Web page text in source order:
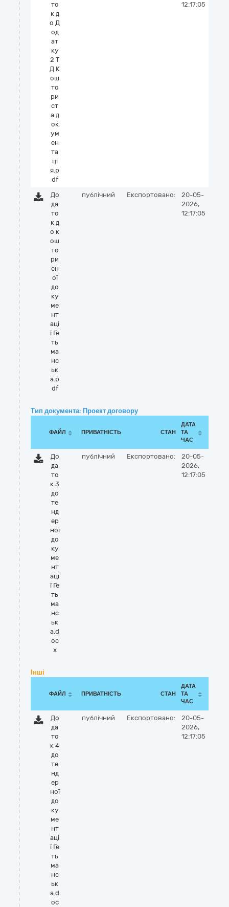
то
к д
о Д
од
ат
ку
2 Т
Д К
ош
то
ри
ст
а д
ок
ум
ен
та
ці
я.p
df
12:17:05
До
да
то
к д
о к
ош
то
ри
сн
ої
до
ку
ме
нт
аці
ї Ге
ть
ма
нс
ьк
а.p
df
публічний Експортовано:
20-05-
2026,
12:17:05
Тип документа: Проект договору
ФАЙЛ ПРИВАТНІСТЬ СТАН
ДАТА
ТА
ЧАС
До
да
то
к 3
до
те
нд
ер
ної
до
ку
ме
нт
аці
ї Ге
ть
ма
нс
ьк
а.d
oc
x
публічний Експортовано:
20-05-
2026,
12:17:05
Інші
ФАЙЛ ПРИВАТНІСТЬ СТАН
ДАТА
ТА
ЧАС
До
да
то
к 4
до
те
нд
ер
ної
до
ку
ме
нт
аці
ї Ге
ть
ма
нс
ьк
а.d
oc
публічний Експортовано:
20-05-
2026,
12:17:05